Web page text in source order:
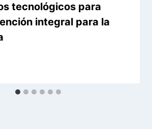
tecnológicos para
integral para la